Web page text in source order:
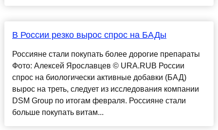
В России резко вырос спрос на БАДы
Россияне стали покупать более дорогие препараты
Фото: Алексей Ярославцев © URA.RUВ России
спрос на биологически активные добавки (БАД)
вырос на треть, следует из исследования компании
DSM Group по итогам февраля. Россияне стали
больше покупать витам...